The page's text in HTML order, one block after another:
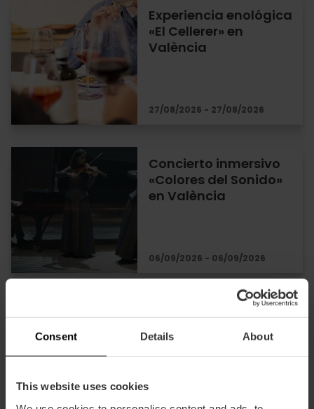
Consent Details About
This website uses cookies
Experiencia enológica
«El Cellerer» en
València
27/08/2026 - 27/08/2026
Concierto inmersivo
«Colores del Sonido»
en València
06/09/2026 - 06/09/2026
Cata inmersiva «El
Lenguaje de las
Burbujas» en València
28/08/2026 - 28/08/2026